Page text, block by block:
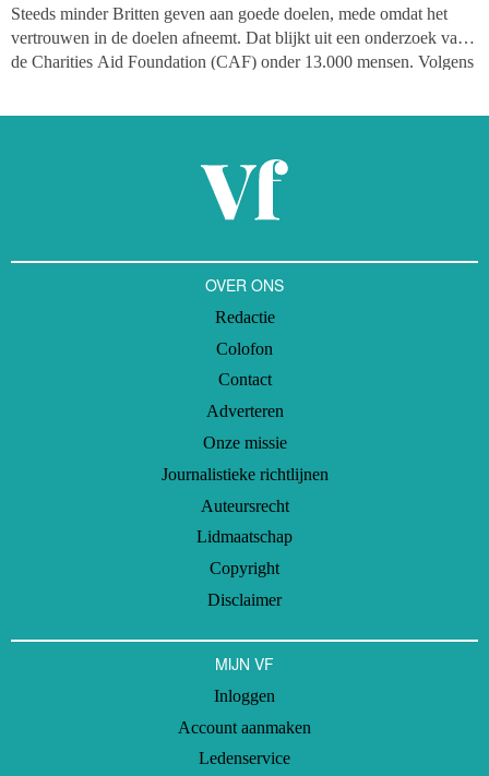
Steeds minder Britten geven aan goede doelen, mede omdat het
vertrouwen in de doelen afneemt. Dat blijkt uit een onderzoek van
de Charities Aid Foundation (CAF) onder 13.000 mensen. Volgens
OVER ONS
Redactie
Colofon
Contact
Adverteren
Onze missie
Journalistieke richtlijnen
Auteursrecht
Lidmaatschap
Copyright
Disclaimer
MIJN VF
Inloggen
Account aanmaken
Ledenservice